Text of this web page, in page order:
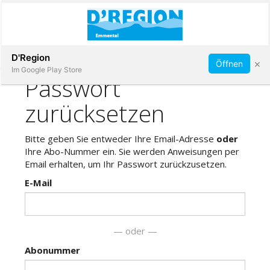
Immobilien
Veranstaltungen
Stellen
Abonnieren
D'Region
Im Google Play Store
Öffnen ×